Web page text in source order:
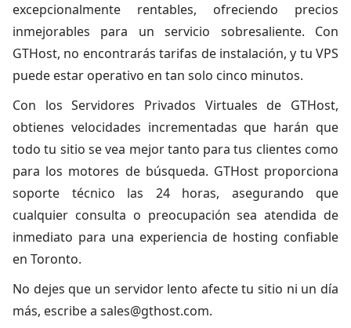
excepcionalmente rentables, ofreciendo precios
inmejorables para un servicio sobresaliente. Con
GTHost, no encontrarás tarifas de instalación, y tu VPS
puede estar operativo en tan solo cinco minutos.
Con los Servidores Privados Virtuales de GTHost,
obtienes velocidades incrementadas que harán que
todo tu sitio se vea mejor tanto para tus clientes como
para los motores de búsqueda. GTHost proporciona
soporte técnico las 24 horas, asegurando que
cualquier consulta o preocupación sea atendida de
inmediato para una experiencia de hosting confiable
en Toronto.
No dejes que un servidor lento afecte tu sitio ni un día
más, escribe a sales@gthost.com.